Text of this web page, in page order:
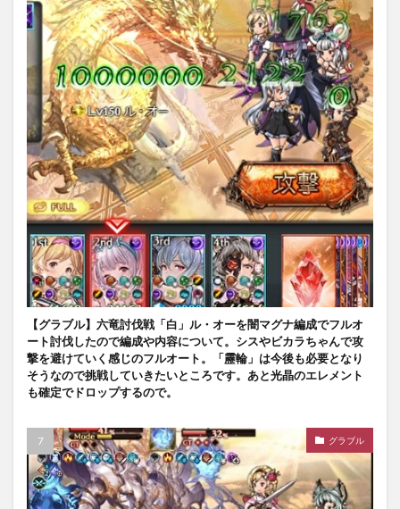
【グラブル】六竜討伐戦「白」ル・オーを闇マグナ編成でフルオ
ート討伐したので編成や内容について。シスやビカラちゃんで攻
撃を避けていく感じのフルオート。「靂輪」は今後も必要となり
そうなので挑戦していきたいところです。あと光晶のエレメント
も確定でドロップするので。
グラブル